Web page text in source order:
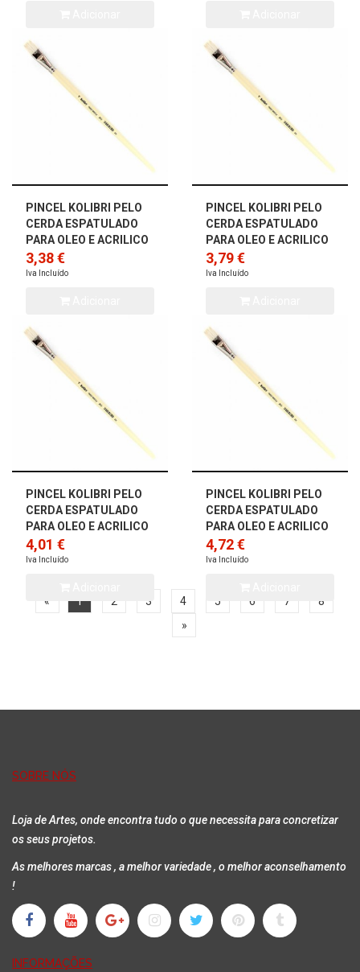
PINCEL KOLIBRI PELO
CERDA ESPATULADO
PARA OLEO E ACRILICO
2012/06
3,38 €
Iva Incluído
PINCEL KOLIBRI PELO
CERDA ESPATULADO
PARA OLEO E ACRILICO
2012/08
3,79 €
Iva Incluído
PINCEL KOLIBRI PELO
CERDA ESPATULADO
PARA OLEO E ACRILICO
2012/10
4,01 €
Iva Incluído
PINCEL KOLIBRI PELO
CERDA ESPATULADO
PARA OLEO E ACRILICO
2012/12
4,72 €
Iva Incluído
«
1 2 3 4 5 6 7
8
»
SOBRE NÓS
Loja de Artes, onde encontra tudo o que necessita para concretizar
os seus projetos.
As melhores marcas , a melhor variedade , o melhor aconselhamento
!
INFORMAÇÕES